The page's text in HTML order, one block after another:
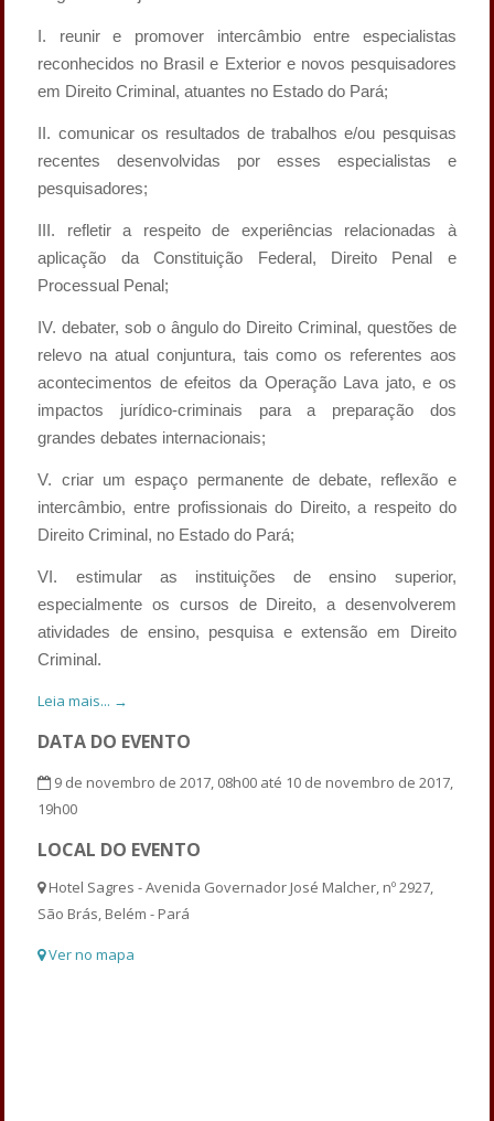
I. reunir e promover intercâmbio entre especialistas
reconhecidos no Brasil e Exterior e novos pesquisadores
em Direito Criminal, atuantes no Estado do Pará;
II. comunicar os resultados de trabalhos e/ou pesquisas
recentes desenvolvidas por esses especialistas e
pesquisadores;
III. refletir a respeito de experiências relacionadas à
aplicação da Constituição Federal, Direito Penal e
Processual Penal;
IV. debater, sob o ângulo do Direito Criminal, questões de
relevo na atual conjuntura, tais como os referentes aos
acontecimentos de efeitos da Operação Lava jato, e os
impactos jurídico-criminais para a preparação dos
grandes debates internacionais;
V. criar um espaço permanente de debate, reflexão e
intercâmbio, entre profissionais do Direito, a respeito do
Direito Criminal, no Estado do Pará;
VI. estimular as instituições de ensino superior,
especialmente os cursos de Direito, a desenvolverem
atividades de ensino, pesquisa e extensão em Direito
Criminal.
Leia mais... →
DATA DO EVENTO
9 de novembro de 2017, 08h00 até 10 de novembro de 2017,
19h00
LOCAL DO EVENTO
Hotel Sagres - Avenida Governador José Malcher, nº 2927,
São Brás, Belém - Pará
Ver no mapa